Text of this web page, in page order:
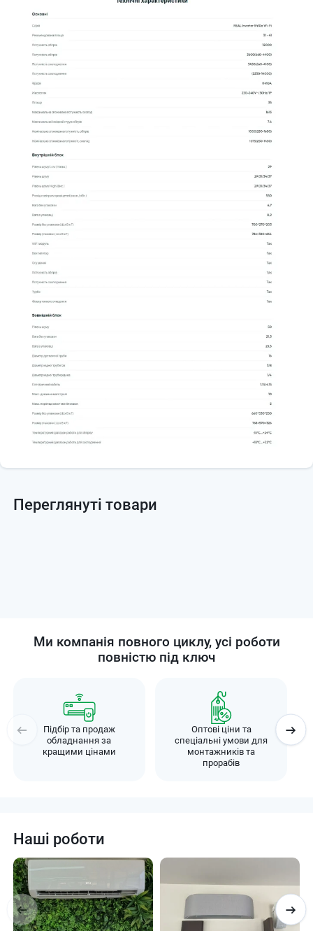
Переглянуті товари
Ми компанія повного циклу, усі роботи
повністю під ключ
Підбір та продаж
обладнання за
кращими цінами
Оптові ціни та
спеціальні умови для
монтажників та
прорабів
Наші роботи